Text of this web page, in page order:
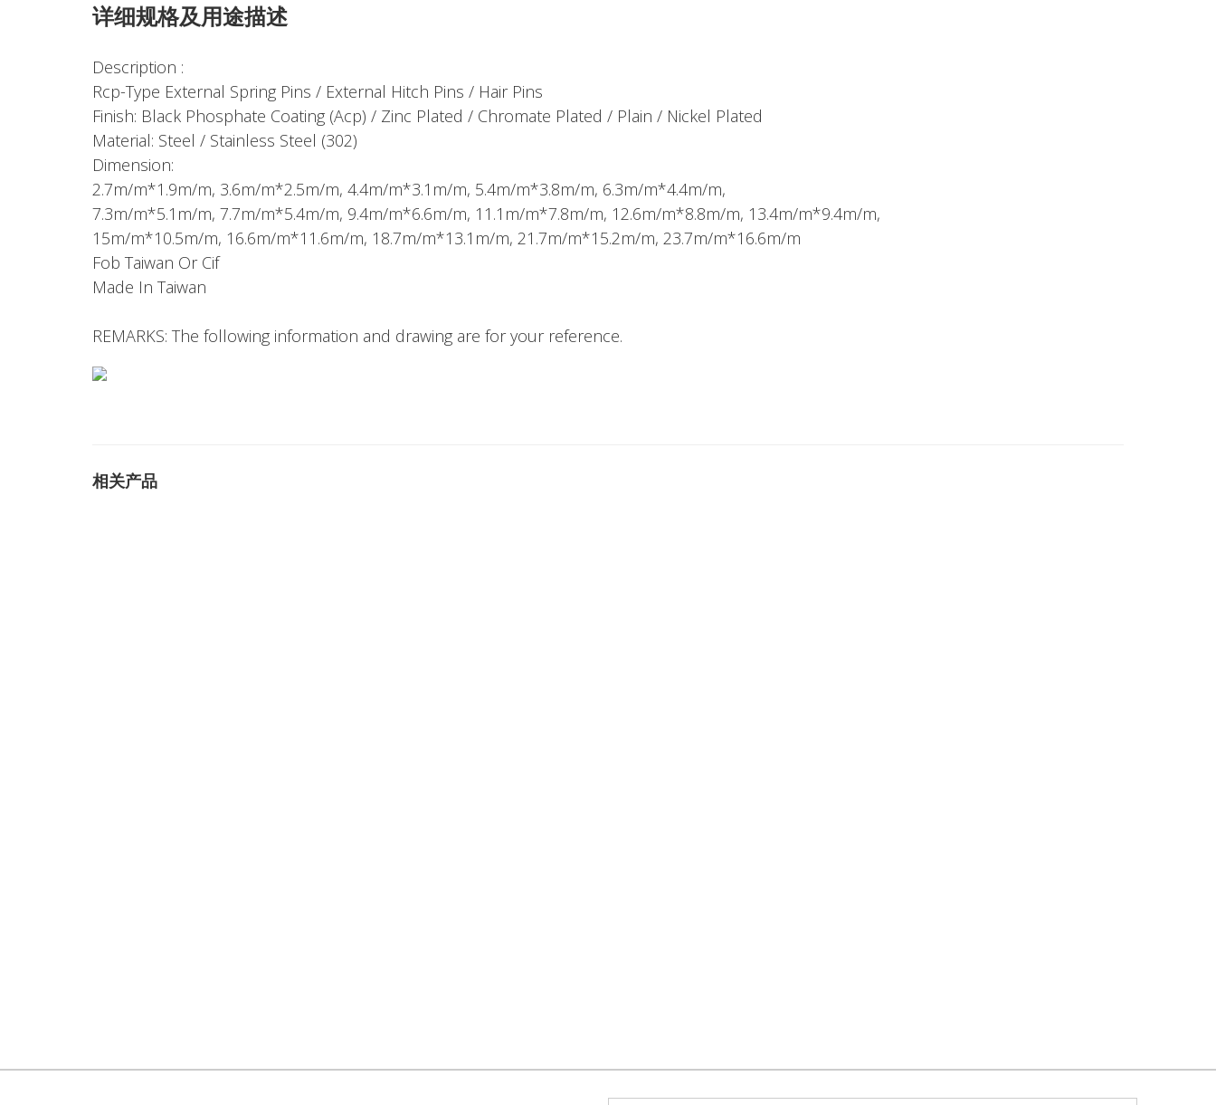
详细规格及用途描述
Description :
Rcp-Type External Spring Pins / External Hitch Pins / Hair Pins
Finish: Black Phosphate Coating (Acp) / Zinc Plated / Chromate Plated / Plain / Nickel Plated
Material: Steel / Stainless Steel (302)
Dimension:
2.7m/m*1.9m/m, 3.6m/m*2.5m/m, 4.4m/m*3.1m/m, 5.4m/m*3.8m/m, 6.3m/m*4.4m/m,
7.3m/m*5.1m/m, 7.7m/m*5.4m/m, 9.4m/m*6.6m/m, 11.1m/m*7.8m/m, 12.6m/m*8.8m/m, 13.4m/m*9.4m/m,
15m/m*10.5m/m, 16.6m/m*11.6m/m, 18.7m/m*13.1m/m, 21.7m/m*15.2m/m, 23.7m/m*16.6m/m
Fob Taiwan Or Cif
Made In Taiwan
REMARKS: The following information and drawing are for your reference.
相关产品